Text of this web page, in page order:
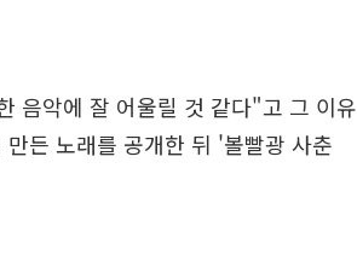
음악에 잘 어울릴 것 같다"고 그 이유
든 노래를 공개한 뒤 '볼빨광 사춘